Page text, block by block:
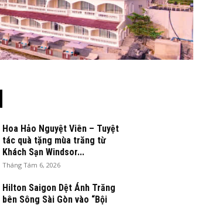
Hoa Hảo Nguyệt Viên – Tuyệt
tác quà tặng mùa trăng từ
Khách Sạn Windsor...
Tháng Tám 6, 2026
Hilton Saigon Dệt Ánh Trăng
bên Sông Sài Gòn vào “Bội